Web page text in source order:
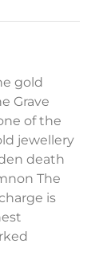
gold
Grave
of the
jewellery
death
The
is